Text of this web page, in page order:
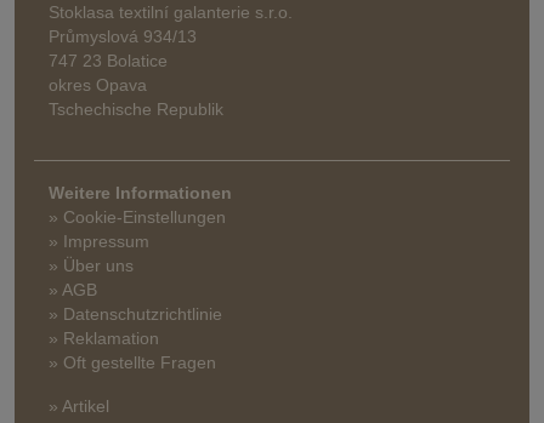
Stoklasa textilní galanterie s.r.o.
Průmyslová 934/13
747 23 Bolatice
okres Opava
Tschechische Republik
Weitere Informationen
» Cookie-Einstellungen
» Impressum
» Über uns
» AGB
» Datenschutzrichtlinie
» Reklamation
» Oft gestellte Fragen
» Artikel